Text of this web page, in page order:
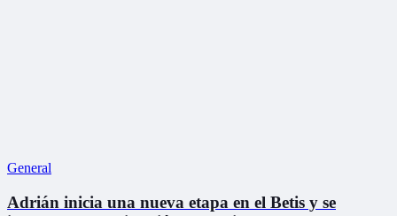
General
Adrián inicia una nueva etapa en el Betis y se